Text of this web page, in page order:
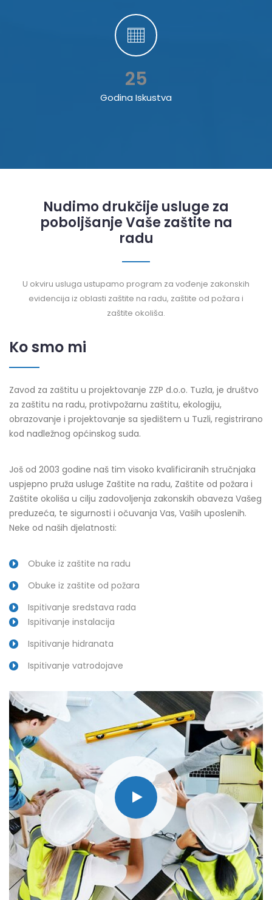
25
Godina Iskustva
Nudimo drukčije usluge za
poboljšanje Vaše zaštite na
radu
U okviru usluga ustupamo program za vođenje zakonskih
evidencija iz oblasti zaštite na radu, zaštite od požara i
zaštite okoliša.
Ko smo mi
Zavod za zaštitu u projektovanje ZZP d.o.o. Tuzla, je društvo
za zaštitu na radu, protivpožarnu zaštitu, ekologiju,
obrazovanje i projektovanje sa sjedištem u Tuzli, registrirano
kod nadležnog općinskog suda.
Još od 2003 godine naš tim visoko kvalificiranih stručnjaka
uspjepno pruža usluge Zaštite na radu, Zaštite od požara i
Zaštite okoliša u cilju zadovoljenja zakonskih obaveza Vašeg
preduzeća, te sigurnosti i očuvanja Vas, Vaših uposlenih.
Neke od naših djelatnosti:
Obuke iz zaštite na radu
Obuke iz zaštite od požara
Ispitivanje sredstava rada
Ispitivanje instalacija
Ispitivanje hidranata
Ispitivanje vatrodojave